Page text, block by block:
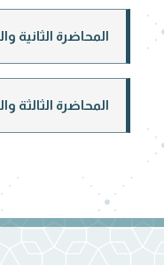
المحاضرة
المحاضرة الثالثة